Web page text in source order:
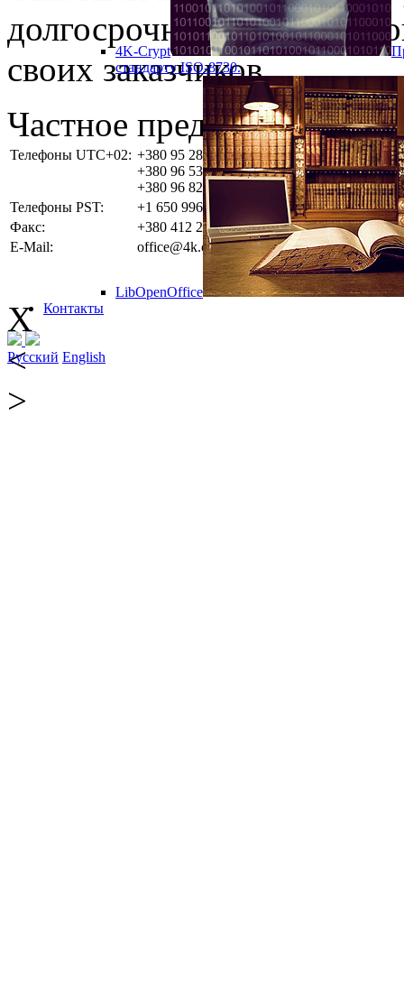
4K-Crypt
стандарту ISO-8730.
LibOpenOffice
Контакты
Русский English
долгосрочные
своих заказчиков.
Частное предприятие
Телефоны UTC+02: +380 95 2837749
+380 96 5382923
+380 96 8285858
Телефоны PST:
+1 650 9962875
Факс:
+380 412 220813
E-Mail:
office@4k.com.ua
X
<
>